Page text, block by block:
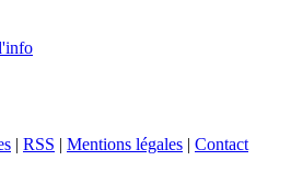
| RSS | Mentions légales | Contact